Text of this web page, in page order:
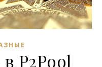
P2Pool